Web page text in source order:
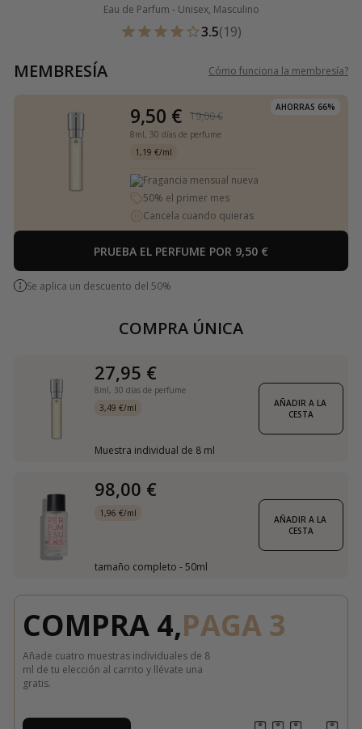
Eau de Parfum - Unisex, Masculino
3.5(19)
MEMBRESÍA Cómo funciona la membresía?
AHORRAS 66%
9,50 € 19,00 €
8ml, 30 días de perfume
1,19 €/ml
Fragancia mensual nueva
50% el primer mes
Cancela cuando quieras
PRUEBA EL PERFUME POR 9,50 €
Se aplica un descuento del 50%
COMPRA ÚNICA
27,95 €
8ml, 30 días de perfume
3,49 €/ml
Muestra individual de 8 ml
AÑADIR A LA
CESTA
98,00 €
1,96 €/ml
tamaño completo - 50ml
AÑADIR A LA
CESTA
COMPRA 4,PAGA 3
Añade cuatro muestras individuales de 8
ml de tu elección al carrito y llévate una
gratis.